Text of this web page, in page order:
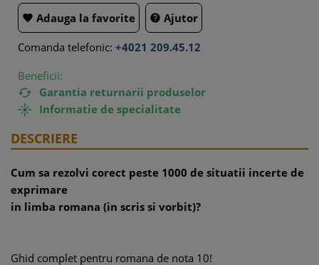
 Adauga la favorite  Ajutor
Comanda telefonic: +4021 209.45.12
Beneficii:
 Garantia returnarii produselor
 Informatie de specialitate
DESCRIERE
Cum sa rezolvi corect peste 1000 de situatii incerte de
exprimare
in limba romana (in scris si vorbit)?
Ghid complet pentru romana de nota 10!